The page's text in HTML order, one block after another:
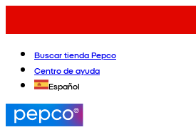
Buscar tienda Pepco
Centro de ayuda
Español